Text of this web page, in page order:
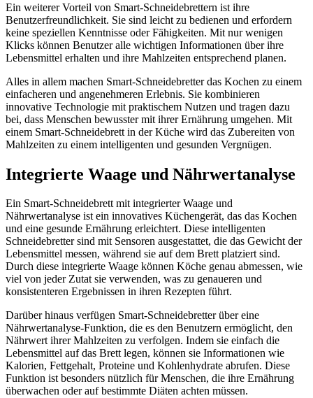
Ein weiterer Vorteil von Smart-Schneidebrettern ist ihre
Benutzerfreundlichkeit. Sie sind leicht zu bedienen und erfordern
keine speziellen Kenntnisse oder Fähigkeiten. Mit nur wenigen
Klicks können Benutzer alle wichtigen Informationen über ihre
Lebensmittel erhalten und ihre Mahlzeiten entsprechend planen.
Alles in allem machen Smart-Schneidebretter das Kochen zu einem
einfacheren und angenehmeren Erlebnis. Sie kombinieren
innovative Technologie mit praktischem Nutzen und tragen dazu
bei, dass Menschen bewusster mit ihrer Ernährung umgehen. Mit
einem Smart-Schneidebrett in der Küche wird das Zubereiten von
Mahlzeiten zu einem intelligenten und gesunden Vergnügen.
Integrierte Waage und Nährwertanalyse
Ein Smart-Schneidebrett mit integrierter Waage und
Nährwertanalyse ist ein innovatives Küchengerät, das das Kochen
und eine gesunde Ernährung erleichtert. Diese intelligenten
Schneidebretter sind mit Sensoren ausgestattet, die das Gewicht der
Lebensmittel messen, während sie auf dem Brett platziert sind.
Durch diese integrierte Waage können Köche genau abmessen, wie
viel von jeder Zutat sie verwenden, was zu genaueren und
konsistenteren Ergebnissen in ihren Rezepten führt.
Darüber hinaus verfügen Smart-Schneidebretter über eine
Nährwertanalyse-Funktion, die es den Benutzern ermöglicht, den
Nährwert ihrer Mahlzeiten zu verfolgen. Indem sie einfach die
Lebensmittel auf das Brett legen, können sie Informationen wie
Kalorien, Fettgehalt, Proteine und Kohlenhydrate abrufen. Diese
Funktion ist besonders nützlich für Menschen, die ihre Ernährung
überwachen oder auf bestimmte Diäten achten müssen.